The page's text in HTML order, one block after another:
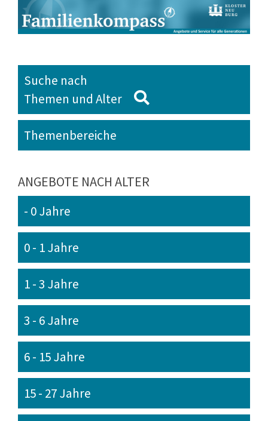
Suche nach
Themen und Alter
Themenbereiche
ANGEBOTE NACH ALTER
- 0 Jahre
0 - 1 Jahre
1 - 3 Jahre
3 - 6 Jahre
6 - 15 Jahre
15 - 27 Jahre